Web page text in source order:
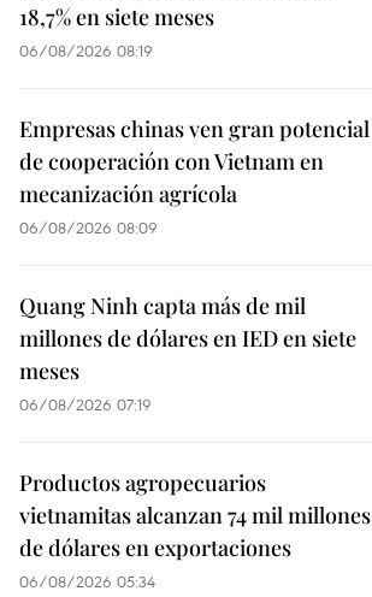
18,7% en siete meses
06/08/2026 08:19
Empresas chinas ven gran potencial
de cooperación con Vietnam en
mecanización agrícola
06/08/2026 08:09
Quang Ninh capta más de mil
millones de dólares en IED en siete
meses
06/08/2026 07:19
Productos agropecuarios
vietnamitas alcanzan 74 mil millones
de dólares en exportaciones
06/08/2026 05:34